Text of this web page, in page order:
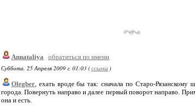
Annataliya
обратиться по имени
Суббота, 25 Апреля 2009 г. 01:03 (ссылка )
Olegber, ехать вроде бы так: сначала по Старо-Рязанскому
города. Повернуть направо и далее первый поворот направо.
она и есть.